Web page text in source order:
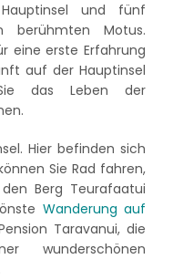
und fünf
berühmten Motus.
eine erste Erfahrung
auf der Hauptinsel
das Leben der
Hier befinden sich
Sie Rad fahren,
Berg Teurafaatui
Wanderung auf
Taravanui, die
wunderschönen